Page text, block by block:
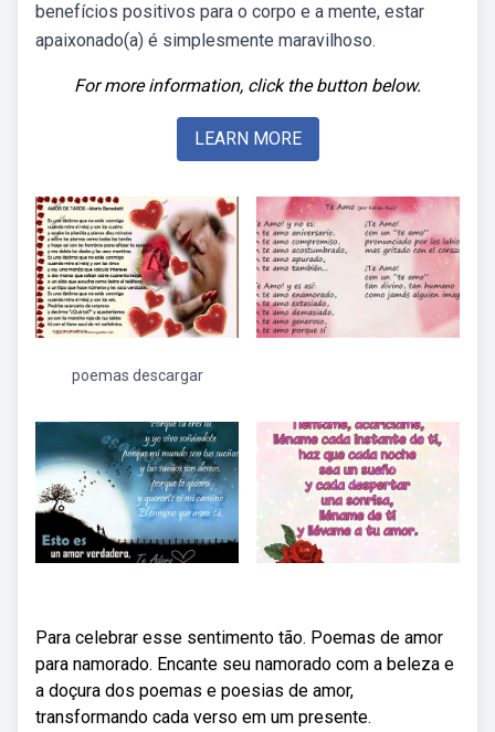
benefícios positivos para o corpo e a mente, estar
apaixonado(a) é simplesmente maravilhoso.
For more information, click the button below.
LEARN MORE
poemas descargar
Para celebrar esse sentimento tão. Poemas de amor
para namorado. Encante seu namorado com a beleza e
a doçura dos poemas e poesias de amor,
transformando cada verso em um presente.